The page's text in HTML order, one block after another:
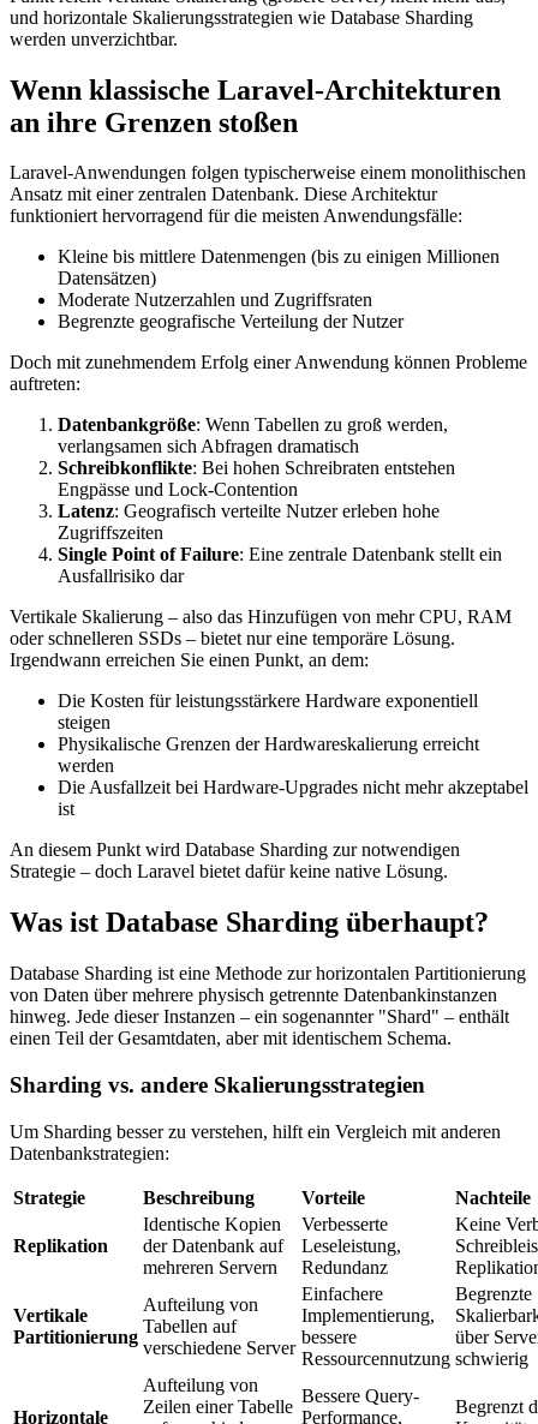
und horizontale Skalierungsstrategien wie Database Sharding
werden unverzichtbar.
Wenn klassische Laravel-Architekturen
an ihre Grenzen stoßen
Laravel-Anwendungen folgen typischerweise einem monolithischen
Ansatz mit einer zentralen Datenbank. Diese Architektur
funktioniert hervorragend für die meisten Anwendungsfälle:
Kleine bis mittlere Datenmengen (bis zu einigen Millionen
Datensätzen)
Moderate Nutzerzahlen und Zugriffsraten
Begrenzte geografische Verteilung der Nutzer
Doch mit zunehmendem Erfolg einer Anwendung können Probleme
auftreten:
Datenbankgröße: Wenn Tabellen zu groß werden,
verlangsamen sich Abfragen dramatisch
Schreibkonflikte: Bei hohen Schreibraten entstehen
Engpässe und Lock-Contention
Latenz: Geografisch verteilte Nutzer erleben hohe
Zugriffszeiten
Single Point of Failure: Eine zentrale Datenbank stellt ein
Ausfallrisiko dar
Vertikale Skalierung – also das Hinzufügen von mehr CPU, RAM
oder schnelleren SSDs – bietet nur eine temporäre Lösung.
Irgendwann erreichen Sie einen Punkt, an dem:
Die Kosten für leistungsstärkere Hardware exponentiell
steigen
Physikalische Grenzen der Hardwareskalierung erreicht
werden
Die Ausfallzeit bei Hardware-Upgrades nicht mehr akzeptabel
ist
An diesem Punkt wird Database Sharding zur notwendigen
Strategie – doch Laravel bietet dafür keine native Lösung.
Was ist Database Sharding überhaupt?
Database Sharding ist eine Methode zur horizontalen Partitionierung
von Daten über mehrere physisch getrennte Datenbankinstanzen
hinweg. Jede dieser Instanzen – ein sogenannter "Shard" – enthält
einen Teil der Gesamtdaten, aber mit identischem Schema.
Sharding vs. andere Skalierungsstrategien
Um Sharding besser zu verstehen, hilft ein Vergleich mit anderen
Datenbankstrategien:
Strategie Beschreibung Vorteile Nachteile
Replikation
Identische Kopien
der Datenbank auf
mehreren Servern
Verbesserte
Leseleistung,
Redundanz
Keine
Vertikale
Partitionierung
Aufteilung von
Tabellen auf
verschiedene Server
Einfachere
Implementierung,
bessere
Ressourcennutzung
Begrenzte
über
schwierig
Horizontale
Aufteilung von
Zeilen einer Tabelle
Bessere Query-
Performance,
Begrenzt